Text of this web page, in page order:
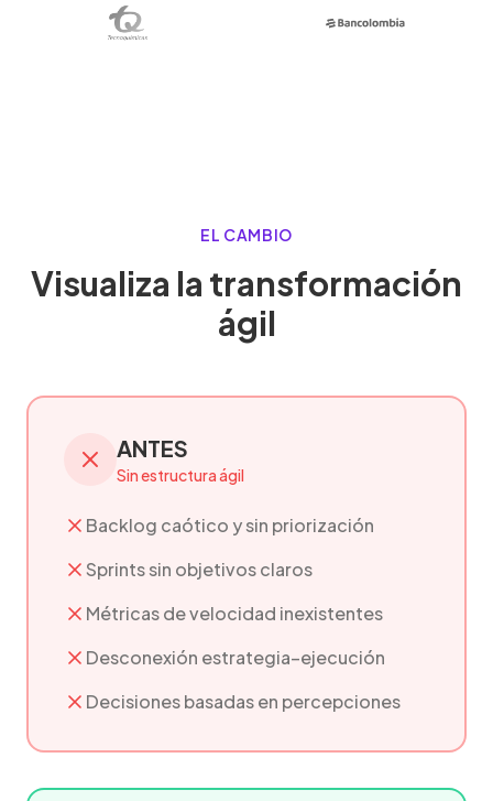
EL CAMBIO
Visualiza la transformación
ágil
ANTES
Sin estructura ágil
Backlog caótico y sin priorización
Sprints sin objetivos claros
Métricas de velocidad inexistentes
Desconexión estrategia–ejecución
Decisiones basadas en percepciones